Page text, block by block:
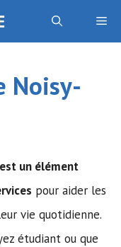
Noisy-
est un élément
pour aider les
vie quotidienne.
étudiant ou que